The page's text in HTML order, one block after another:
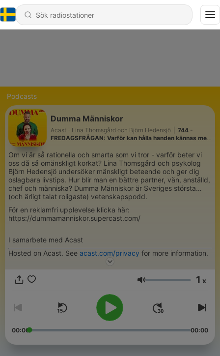
Podcasts
Dumma Människor
Acast - Lina Thomsgård och Björn Hedensjö
744 -
FREDAGSFRÅGAN: Varför kan hålla handen kännas mer
Om vi är så rationella och smarta som vi tror - varför beter vi
oss då så omänskligt korkat? Lina Thomsgård och psykolog
Björn Hedensjö undersöker mänskligt beteende och ger dig
oslagbara livstips. Hur blir man en bättre partner, vän, anställd,
chef och människa? Dumma Människor är Sveriges största
(och ärligt talat roligaste) vetenskapspodd.
För en reklamfri upplevelse klicka här:
https://dummamanniskor.supercast.com/
I samarbete med Acast
Hosted on Acast. See acast.com/privacy for more information.
Volym 1 x
00:00 00:00